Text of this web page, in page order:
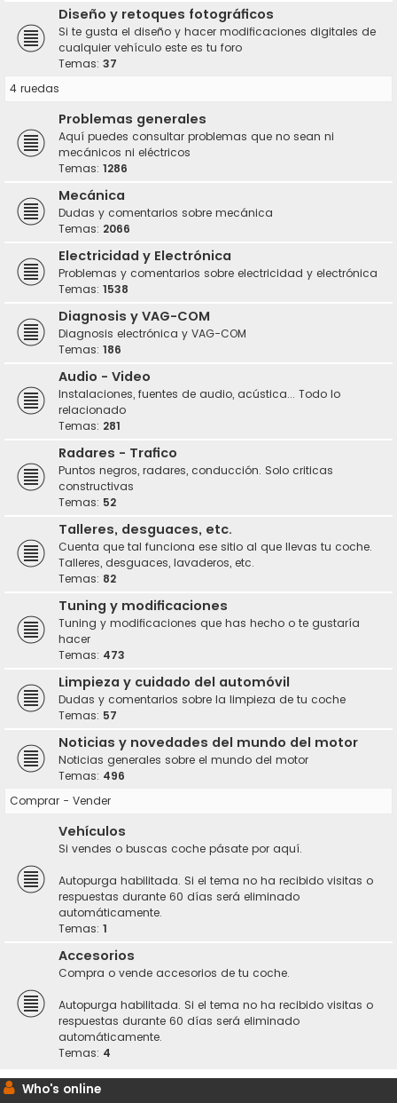
Diseño y retoques fotográficos
Si te gusta el diseño y hacer modificaciones digitales de
cualquier vehículo este es tu foro
Temas: 37
4 ruedas
Problemas generales
Aquí puedes consultar problemas que no sean ni
mecánicos ni eléctricos
Temas: 1286
Mecánica
Dudas y comentarios sobre mecánica
Temas: 2066
Electricidad y Electrónica
Problemas y comentarios sobre electricidad y electrónica
Temas: 1538
Diagnosis y VAG-COM
Diagnosis electrónica y VAG-COM
Temas: 186
Audio - Video
Instalaciones, fuentes de audio, acústica... Todo lo
relacionado
Temas: 281
Radares - Trafico
Puntos negros, radares, conducción. Solo criticas
constructivas
Temas: 52
Talleres, desguaces, etc.
Cuenta que tal funciona ese sitio al que llevas tu coche.
Talleres, desguaces, lavaderos, etc.
Temas: 82
Tuning y modificaciones
Tuning y modificaciones que has hecho o te gustaría
hacer
Temas: 473
Limpieza y cuidado del automóvil
Dudas y comentarios sobre la limpieza de tu coche
Temas: 57
Noticias y novedades del mundo del motor
Noticias generales sobre el mundo del motor
Temas: 496
Comprar - Vender
Vehículos
Si vendes o buscas coche pásate por aquí.
Autopurga habilitada. Si el tema no ha recibido visitas o
respuestas durante 60 días será eliminado
automáticamente.
Temas: 1
Accesorios
Compra o vende accesorios de tu coche.
Autopurga habilitada. Si el tema no ha recibido visitas o
respuestas durante 60 días será eliminado
automáticamente.
Temas: 4
Who's online